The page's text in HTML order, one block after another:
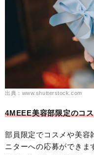
出典：www.shutterstock.com
4MEEE美容部限定のコ
部員限定でコスメや美容
ニターへの応募ができま